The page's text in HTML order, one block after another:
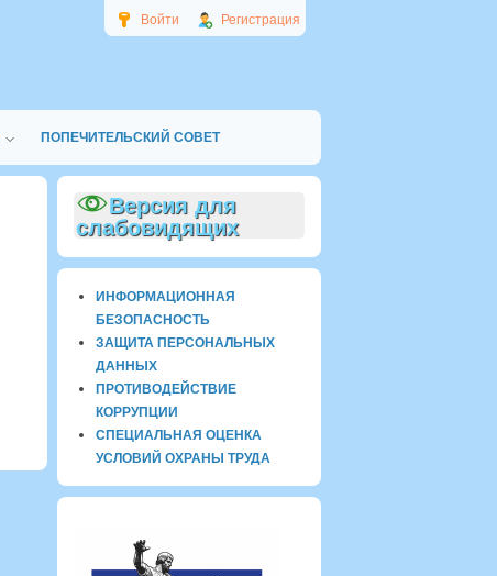
Войти Регистрация
ПОПЕЧИТЕЛЬСКИЙ СОВЕТ
Версия для
слабовидящих
ИНФОРМАЦИОННАЯ
БЕЗОПАСНОСТЬ
ЗАЩИТА ПЕРСОНАЛЬНЫХ
ДАННЫХ
ПРОТИВОДЕЙСТВИЕ
КОРРУПЦИИ
СПЕЦИАЛЬНАЯ ОЦЕНКА
УСЛОВИЙ ОХРАНЫ ТРУДА